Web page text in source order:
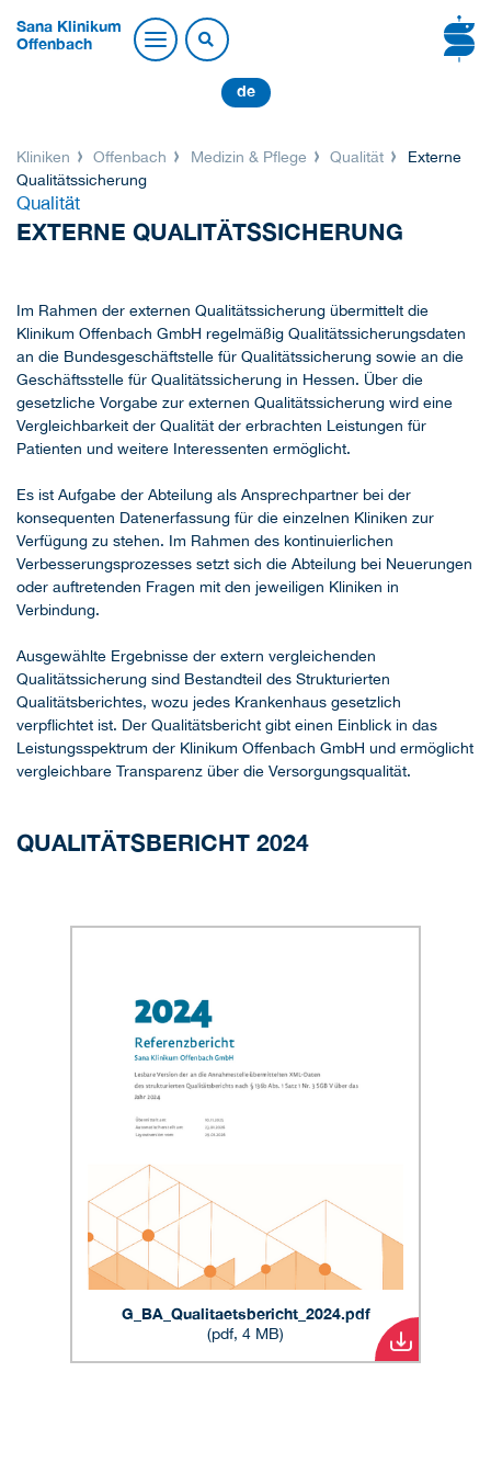
Sana Klinikum
Offenbach
de
Kliniken Offenbach Medizin & Pflege Qualität
Externe
Qualitätssicherung
Qualität
EXTERNE QUALITÄTSSICHERUNG
Im Rahmen der externen Qualitätssicherung übermittelt die
Klinikum Offenbach GmbH regelmäßig Qualitätssicherungsdaten
an die Bundesgeschäftstelle für Qualitätssicherung sowie an die
Geschäftsstelle für Qualitätssicherung in Hessen. Über die
gesetzliche Vorgabe zur externen Qualitätssicherung wird eine
Vergleichbarkeit der Qualität der erbrachten Leistungen für
Patienten und weitere Interessenten ermöglicht.
Es ist Aufgabe der Abteilung als Ansprechpartner bei der
konsequenten Datenerfassung für die einzelnen Kliniken zur
Verfügung zu stehen. Im Rahmen des kontinuierlichen
Verbesserungsprozesses setzt sich die Abteilung bei Neuerungen
oder auftretenden Fragen mit den jeweiligen Kliniken in
Verbindung.
Ausgewählte Ergebnisse der extern vergleichenden
Qualitätssicherung sind Bestandteil des Strukturierten
Qualitätsberichtes, wozu jedes Krankenhaus gesetzlich
verpflichtet ist. Der Qualitätsbericht gibt einen Einblick in das
Leistungsspektrum der Klinikum Offenbach GmbH und ermöglicht
vergleichbare Transparenz über die Versorgungsqualität.
QUALITÄTSBERICHT 2024
G_BA_Qualitaetsbericht_2024.pdf
(pdf, 4 MB)